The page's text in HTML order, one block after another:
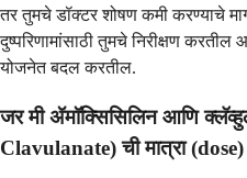
तर तुमचे डॉक्टर शोषण कमी करण्याचे
दुष्परिणामांसाठी तुमचे निरीक्षण
योजनेत बदल करतील.
जर मी ॲमॉक्सिसिलिन आणि
Clavulanate) ची मात्रा (dose)